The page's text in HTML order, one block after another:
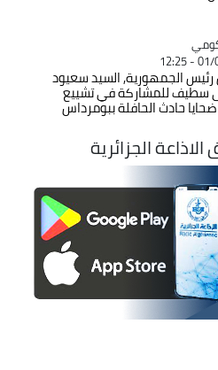
الجمهورية, السيد سعيود
سطيف للمشاركة في تشييع
حادث الحافلة ببومرداس
الجزائرية